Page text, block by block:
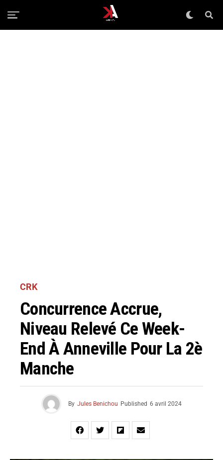
CRK
Concurrence Accrue,
Niveau Relevé Ce Week-
End À Anneville Pour La 2è
Manche
By Jules Benichou Published 6 avril 2024